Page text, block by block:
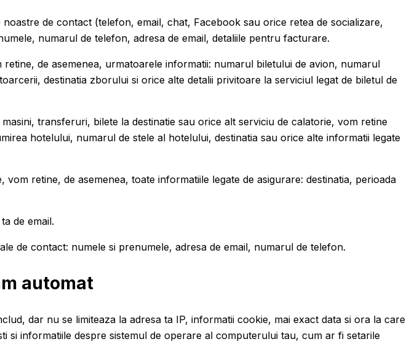
de contact (telefon, email, chat, Facebook sau orice retea de socializare,
numarul de telefon, adresa de email, detaliile pentru facturare.
de asemenea, urmatoarele informatii: numarul biletului de avion, numarul
destinatia zborului si orice alte detalii privitoare la serviciul legat de biletul de
transferuri, bilete la destinatie sau orice alt serviciu de calatorie, vom retine
hotelului, numarul de stele al hotelului, destinatia sau orice alte informatii legate
retine, de asemenea, toate informatiile legate de asigurare: destinatia, perioada
de email.
de contact: numele si prenumele, adresa de email, numarul de telefon.
automat
dar nu se limiteaza la adresa ta IP, informatii cookie, mai exact data si ora la care
informatiile despre sistemul de operare al computerului tau, cum ar fi setarile